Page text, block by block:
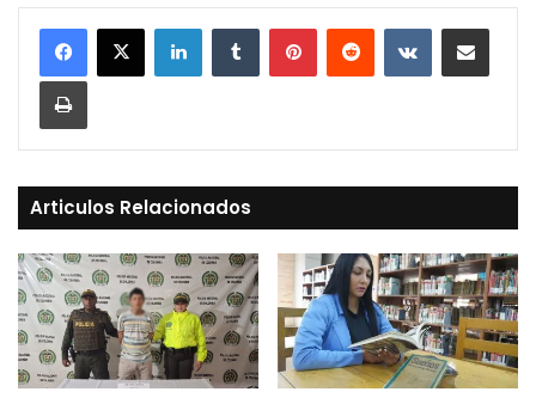
LinkedInTumblr PinterestReddit VKontakteCompartir vía Mail
Print
Articulos Relacionados